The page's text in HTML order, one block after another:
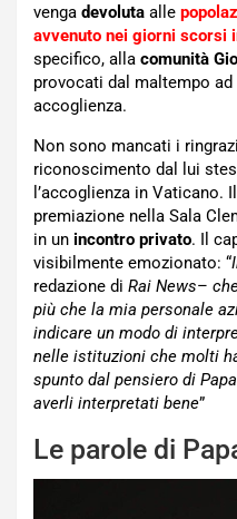
venga devoluta alle
avvenuto nei giorni scorsi
specifico, alla comunità
provocati dal maltempo
accoglienza.
Non sono mancati i
riconoscimento dal lui
l’accoglienza in Vaticano.
premiazione nella Sala
in un incontro privato. Il
visibilmente emozionato: “
redazione di Rai News–
più che la mia personale
indicare un modo di
nelle istituzioni che molti
spunto dal pensiero di
averli interpretati bene”
Le parole di